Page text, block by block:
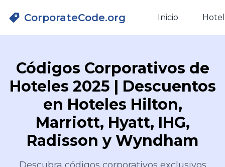
CorporateCode.org Inicio
Códigos Corporativos de
Hoteles 2025 | Descuentos
en Hoteles Hilton,
Marriott, Hyatt, IHG,
Radisson y Wyndham